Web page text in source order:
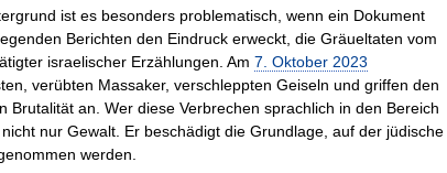
ist es besonders problematisch, wenn ein Dokument
Berichten den Eindruck erweckt, die Gräueltaten vom
israelischer Erzählungen. Am7. Oktober 2023
verübten Massaker, verschleppten Geiseln und griffen den
Brutalität an. Wer diese Verbrechen sprachlich in den Bereich
nur Gewalt. Er beschädigt die Grundlage, auf der jüdische
werden.